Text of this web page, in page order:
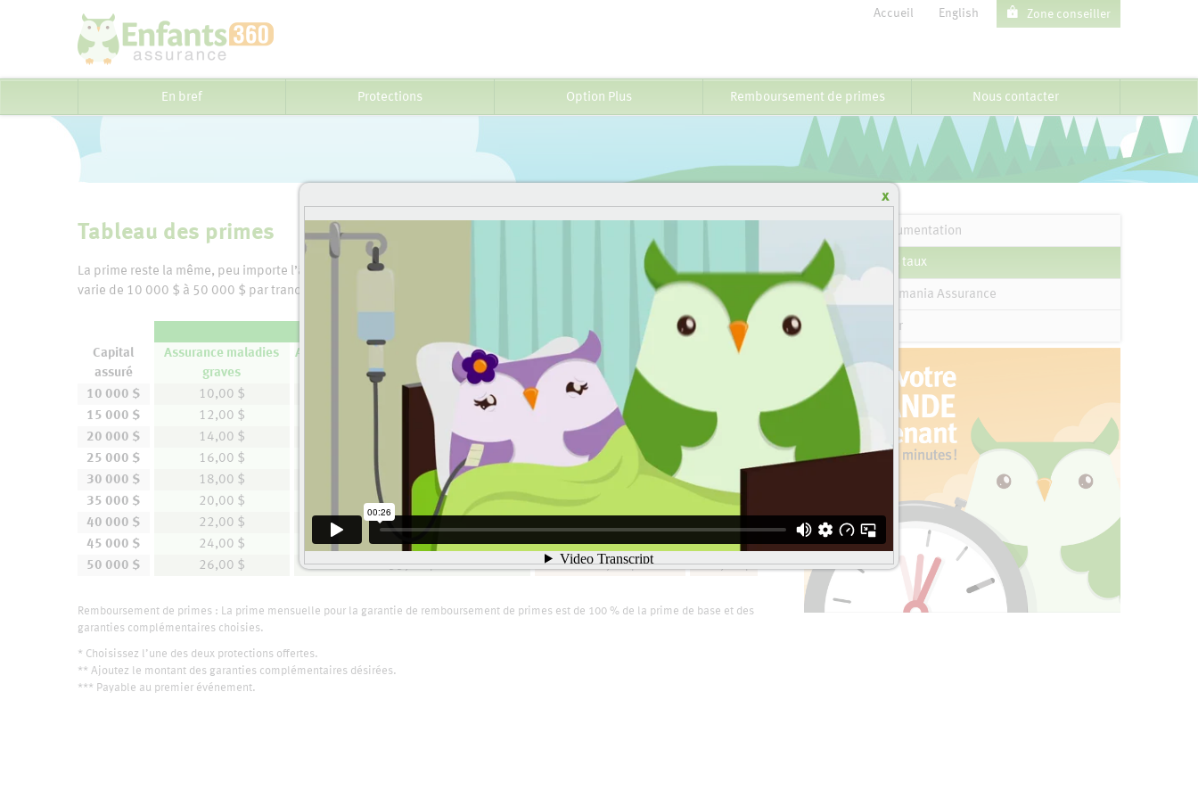
Accueil English Zone conseiller
En bref Protections Option Plus Remboursement de primes Nous contacter
Tableau des primes
La prime reste la même, peu importe l’âge et le sexe de l’enfant. Elle est garantie jusqu’à 75 ans. Le capital assurable
varie de 10 000 $ à 50 000 $ par tranche de 5 000 $.
Garanties complémentaires**
Capital
assuré
Assurance maladies
graves
Assurance maladies graves ou assurance
vie***
Assurance vie
supplémentaire
10 000 $ 10,00 $ 11,00 $ +2,00 $
15 000 $
12,00 $ 14,00 $ +3,00 $
+10,00 $
20 000 $
14,00 $ 17,00 $ +4,00 $
+10,00 $
25 000 $
16,00 $ 20,00 $ +5,00 $
30 000 $
18,00 $ 22,50 $ +6,00 $
35 000 $
20,00 $ 25,25 $
+10,00 $
40 000 $
22,00 $ 27,25 $
45 000 $
24,00 $ 30,50 $ +9,00 $
+10,00 $
50 000 $
26,00 $ 33,00 $ +10,00 $ +10,00 $
Remboursement de primes : La prime mensuelle pour la garantie de remboursement de primes est de 100 % de la prime de base et des
garanties complémentaires choisies.
* Choisissez l’une des deux protections offertes.
** Ajoutez le montant des garanties complémentaires désirées.
*** Payable au premier événement.
Guides et documentation
Sommaire des taux
À propos d'Humania Assurance
Nous contacter
x